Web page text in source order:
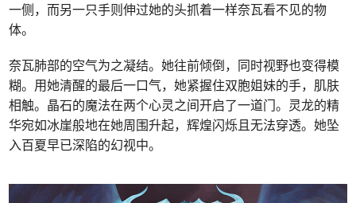
一侧，而另一只手则伸过她的头抓着一样奈瓦看不见的物
体。
奈瓦肺部的空气为之凝结。她往前倾倒，同时视野也变得模
糊。用她清醒的最后一口气，她紧握住双胞姐妹的手，肌肤
相触。晶石的魔法在两个心灵之间开启了一道门。灵龙的精
华宛如冰崖般地在她周围升起，辉煌闪烁且无法穿透。她坠
入百夏早已深陷的幻视中。